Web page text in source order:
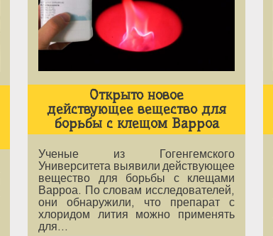
Открыто новое
действующее вещество для
борьбы с клещом Варроа
Ученые из Гогенгемского
Университета выявили действующее
вещество для борьбы с клещами
Варроа. По словам исследователей,
они обнаружили, что препарат с
хлоридом лития можно применять
для…